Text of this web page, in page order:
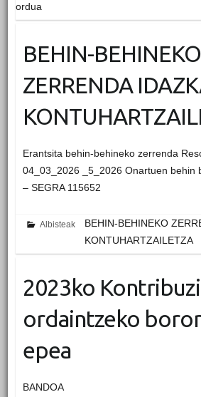
ordua
BEHIN-BEHINEKO
ZERRENDA
Erantsita behin-behineko zerrenda
04_03_2026 _5_2026 Onartuen behin
– SEGRA 115652
Albisteak
BEHIN-BEHINEKO
KONTUHARTZAILETZA
2023ko
ordaintzeko
epea
BANDOA